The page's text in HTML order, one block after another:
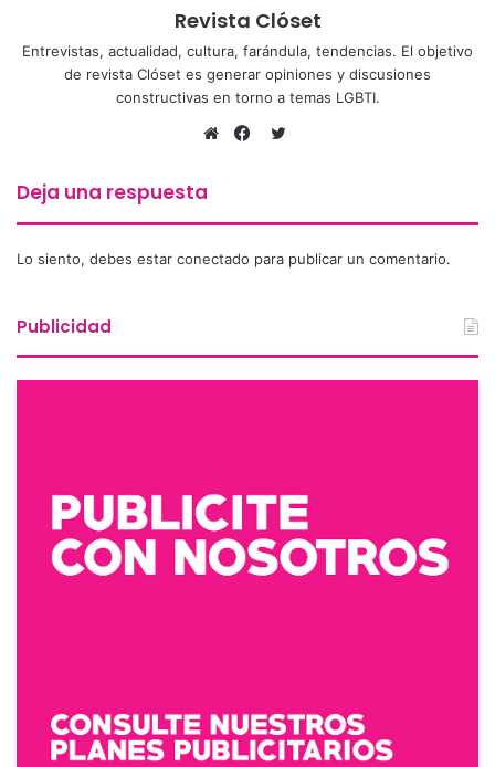
Revista Clóset
Entrevistas, actualidad, cultura, farándula, tendencias. El objetivo
de revista Clóset es generar opiniones y discusiones
constructivas en torno a temas LGBTI.
Deja una respuesta
Lo siento, debes estar conectado para publicar un comentario.
Publicidad